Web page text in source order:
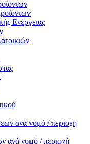
Ενέργειας
ανά νομό / περιοχή
ανά νομό / περιοχή